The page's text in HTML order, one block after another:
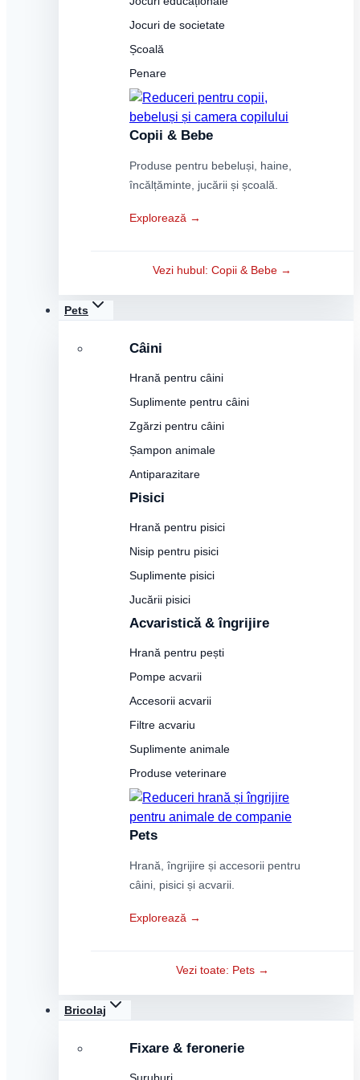
Jocuri de societate
Școală
Penare
Copii & Bebe
Produse pentru bebeluși, haine,
încălțăminte, jucării și școală.
Explorează →
Vezi hubul: Copii & Bebe →
Pets
Câini
Hrană pentru câini
Suplimente pentru câini
Zgărzi pentru câini
Șampon animale
Antiparazitare
Pisici
Hrană pentru pisici
Nisip pentru pisici
Suplimente pisici
Jucării pisici
Acvaristică & îngrijire
Hrană pentru pești
Pompe acvarii
Accesorii acvarii
Filtre acvariu
Suplimente animale
Produse veterinare
Pets
Hrană, îngrijire și accesorii pentru
câini, pisici și acvarii.
Explorează →
Vezi toate: Pets →
Bricolaj
Fixare & feronerie